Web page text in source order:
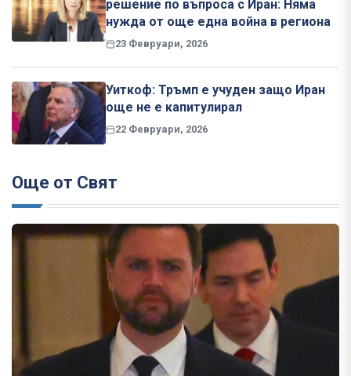
решение по въпроса с Иран: Няма
нужда от още една война в региона
23 Февруари, 2026
Уиткоф: Тръмп е учуден защо Иран
още не е капитулирал
22 Февруари, 2026
Още от Свят